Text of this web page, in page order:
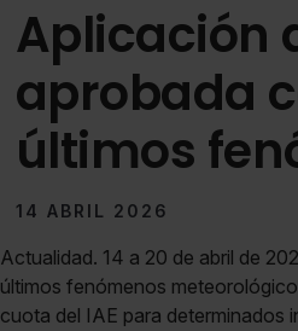
Aplicación
aprobada
últimos
14 ABRIL 2026
Actualidad. 14 a 20 de abril de
últimos fenómenos
cuota del IAE para determinados